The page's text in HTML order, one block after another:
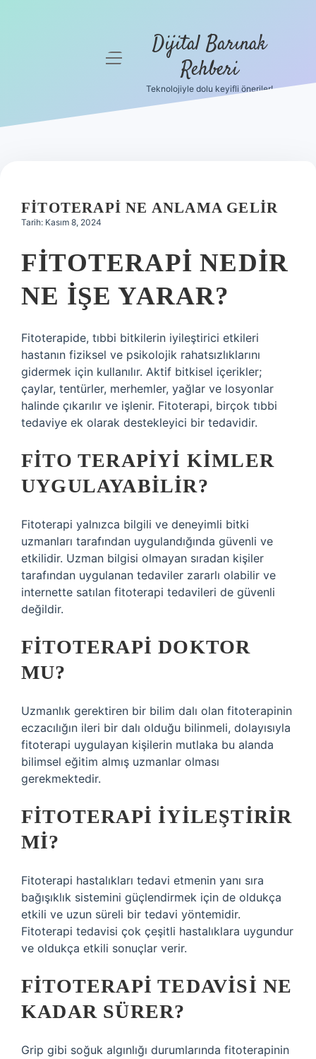
Hakkımızda
menüyü
Dijital Barınak
Rehberi
Teknolojiyle dolu keyifli öneriler!
FITOTERAPI NE ANLAMA GELIR
Tarih: Kasım 8, 2024
FITOTERAPI NEDIR
NE IŞE YARAR?
Fitoterapide, tıbbi bitkilerin iyileştirici etkileri
hastanın fiziksel ve psikolojik rahatsızlıklarını
gidermek için kullanılır. Aktif bitkisel içerikler;
çaylar, tentürler, merhemler, yağlar ve losyonlar
halinde çıkarılır ve işlenir. Fitoterapi, birçok tıbbi
tedaviye ek olarak destekleyici bir tedavidir.
FITO TERAPIYI KIMLER
UYGULAYABILIR?
Fitoterapi yalnızca bilgili ve deneyimli bitki
uzmanları tarafından uygulandığında güvenli ve
etkilidir. Uzman bilgisi olmayan sıradan kişiler
tarafından uygulanan tedaviler zararlı olabilir ve
internette satılan fitoterapi tedavileri de güvenli
değildir.
FITOTERAPI DOKTOR
MU?
Uzmanlık gerektiren bir bilim dalı olan fitoterapinin
eczacılığın ileri bir dalı olduğu bilinmeli, dolayısıyla
fitoterapi uygulayan kişilerin mutlaka bu alanda
bilimsel eğitim almış uzmanlar olması
gerekmektedir.
FITOTERAPI IYILEŞTIRIR
MI?
Fitoterapi hastalıkları tedavi etmenin yanı sıra
bağışıklık sistemini güçlendirmek için de oldukça
etkili ve uzun süreli bir tedavi yöntemidir.
Fitoterapi tedavisi çok çeşitli hastalıklara uygundur
ve oldukça etkili sonuçlar verir.
FITOTERAPI TEDAVISI NE
KADAR SÜRER?
Grip gibi soğuk algınlığı durumlarında fitoterapinin